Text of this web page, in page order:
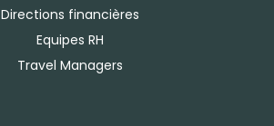
Directions financières
Equipes RH
Travel Managers